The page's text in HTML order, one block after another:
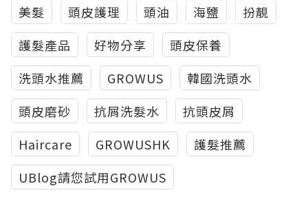
美髮
頭皮護理 頭油 海鹽
扮靚
護髮產品
好物分享
頭皮保養
洗頭水推薦
GROWUS
韓國洗頭水
頭皮磨砂
抗屑洗髮水
抗頭皮屑
Haircare
GROWUSHK
護髮推薦
UBlog請您試用GROWUS